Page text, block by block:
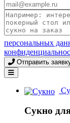
персональных
Отправить
Сукно